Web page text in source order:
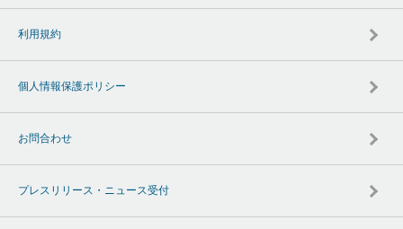
利用規約
個人情報保護ポリシー
お問合わせ
プレスリリース・ニュース受付